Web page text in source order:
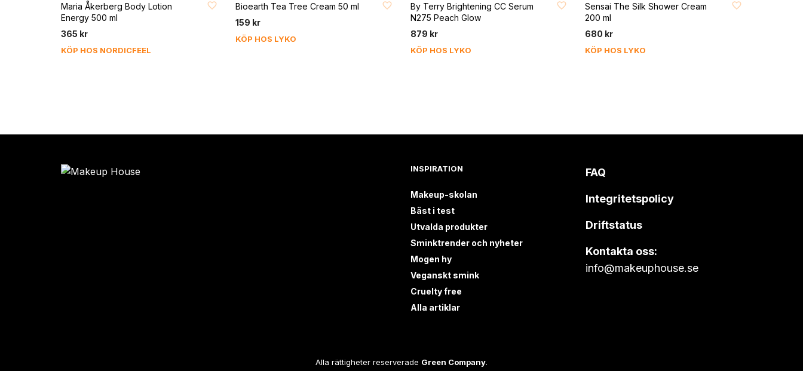
Maria Åkerberg Body Lotion
Energy 500 ml
365 kr
KÖP HOS NORDICFEEL
Bioearth Tea Tree Cream 50 ml
159 kr
KÖP HOS LYKO
By Terry Brightening CC Serum
N275 Peach Glow
879 kr
KÖP HOS LYKO
Sensai The Silk Shower Cream
200 ml
680 kr
KÖP HOS LYKO
INSPIRATION
Makeup-skolan
Bäst i test
Utvalda produkter
Sminktrender och nyheter
Mogen hy
Veganskt smink
Cruelty free
Alla artiklar
FAQ
Integritetspolicy
Driftstatus
Kontakta oss:
info@makeuphouse.se
Alla rättigheter reserverade Green Company.